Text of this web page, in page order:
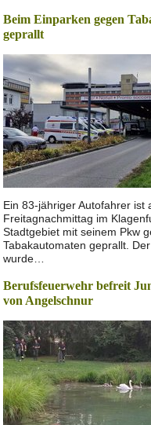
Beim Einparken gegen
geprallt
Ein 83-jähriger Autofahrer ist
Freitagnachmittag im
Stadtgebiet mit seinem Pkw
Tabakautomaten geprallt.
wurde…
Berufsfeuerwehr befreit
von Angelschnur